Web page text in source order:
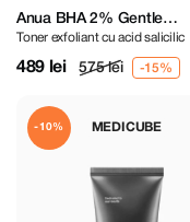
Anua BHA 2% Gentle
Exfoliating Toner 150 ml
Toner exfoliant cu acid salicilic
489 lei 575 lei
MEDICUBE
-10%